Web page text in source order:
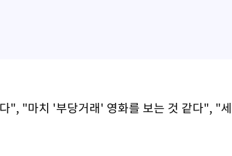
", "마치 '부당거래' 영화를 보는 것 같다", "세